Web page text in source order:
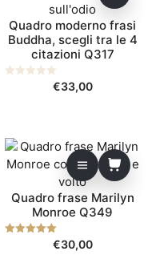
Quadro moderno frasi
Buddha, scegli tra le 4
citazioni Q317
€33,00
più
varianti.
opzioni
nella
pagina
prodotto
Quadro frase Marilyn
Monroe Q349
€30,00